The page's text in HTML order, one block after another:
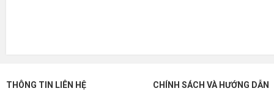
THÔNG TIN LIÊN HỆ
CHÍNH SÁCH VÀ HƯỚNG DẪN